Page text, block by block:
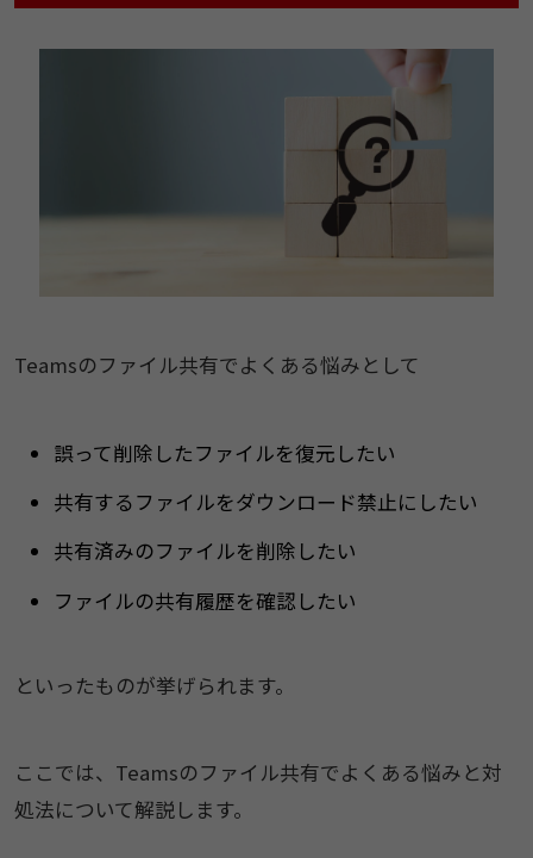
Teamsのファイル共有でよくある悩みとして
誤って削除したファイルを復元したい
共有するファイルをダウンロード禁止にしたい
共有済みのファイルを削除したい
ファイルの共有履歴を確認したい
といったものが挙げられます。
ここでは、Teamsのファイル共有でよくある悩みと対
処法について解説します。